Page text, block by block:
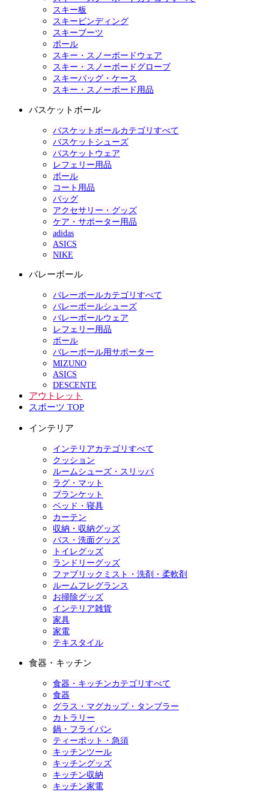
スキー板
スキービンディング
スキーブーツ
ポール
スキー・スノーボードウェア
スキー・スノーボードグローブ
スキーバッグ・ケース
スキー・スノーボード用品
バスケットボール
バスケットボールカテゴリすべて
バスケットシューズ
バスケットウェア
レフェリー用品
ボール
コート用品
バッグ
アクセサリー・グッズ
ケア・サポーター用品
adidas
ASICS
NIKE
バレーボール
バレーボールカテゴリすべて
バレーボールシューズ
バレーボールウェア
レフェリー用品
ボール
バレーボール用サポーター
MIZUNO
ASICS
DESCENTE
アウトレット
スポーツ TOP
インテリア
インテリアカテゴリすべて
クッション
ルームシューズ・スリッパ
ラグ・マット
ブランケット
ベッド・寝具
カーテン
収納・収納グッズ
バス・洗面グッズ
トイレグッズ
ランドリーグッズ
ファブリックミスト・洗剤・柔軟剤
ルームフレグランス
お掃除グッズ
インテリア雑貨
家具
家電
テキスタイル
食器・キッチン
食器・キッチンカテゴリすべて
食器
グラス・マグカップ・タンブラー
カトラリー
鍋・フライパン
ティーポット・急須
キッチンツール
キッチングッズ
キッチン収納
キッチン家電